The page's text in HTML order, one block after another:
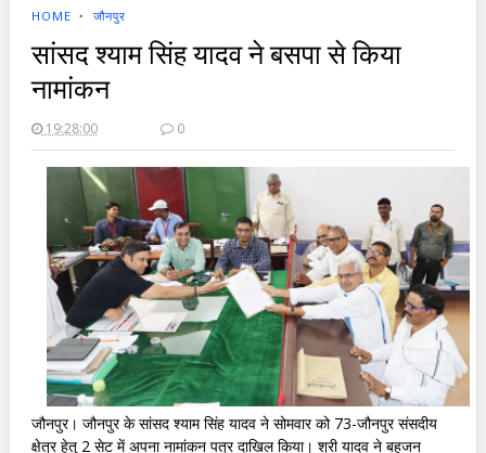
HOME ‣ जौनपुर
सांसद श्याम सिंह यादव ने बसपा से किया
नामांकन
19:28:00 0
जौनपुर। जौनपुर के सांसद श्याम सिंह यादव ने सोमवार को 73-जौनपुर संसदीय
क्षेत्र हेतु 2 सेट में अपना नामांकन पत्र दाखिल किया। श्री यादव ने बहुजन